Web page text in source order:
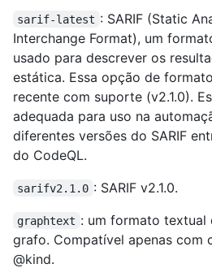
sarif-latest : SARIF (Static
Interchange Format), um
usado para descrever os
estática. Essa opção de
recente com suporte (v2.1.0).
adequada para uso na
diferentes versões do SARIF
do CodeQL.
sarifv2.1.0 : SARIF v2.1.0.
graphtext : um formato textual
grafo. Compatível apenas com
@kind.